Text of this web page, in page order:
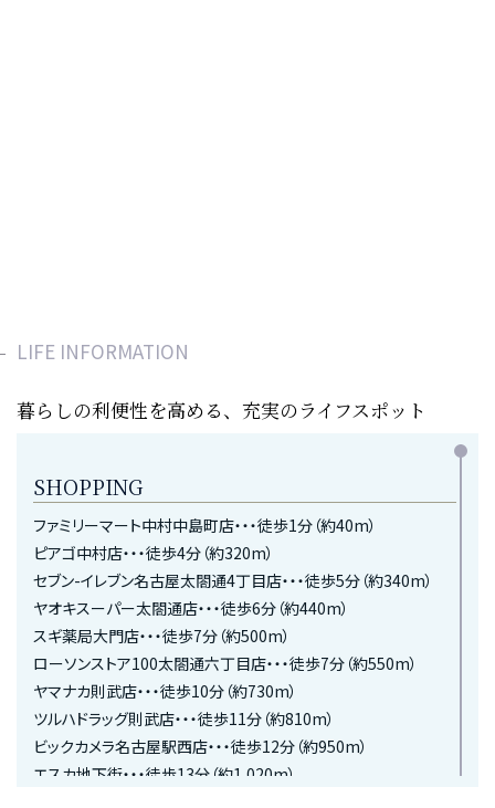
LIFE INFORMATION
暮らしの利便性を高める、充実のライフスポット
SHOPPING
ファミリーマート中村中島町店・・・徒歩1分（約40m）
ピアゴ中村店・・・徒歩4分（約320m）
セブン-イレブン名古屋太閤通4丁目店・・・徒歩5分（約340m）
ヤオキスーパー太閤通店・・・徒歩6分（約440m）
スギ薬局大門店・・・徒歩7分（約500m）
ローソンストア100太閤通六丁目店・・・徒歩7分（約550m）
ヤマナカ則武店・・・徒歩10分（約730m）
ツルハドラッグ則武店・・・徒歩11分（約810m）
ビックカメラ名古屋駅西店・・・徒歩12分（約950m）
エスカ地下街・・・徒歩13分（約1,020m）